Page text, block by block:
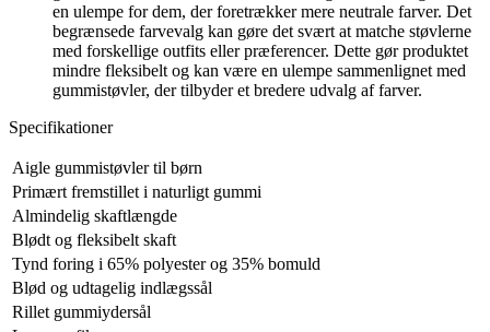
en ulempe for dem, der foretrækker mere neutrale farver. Det
begrænsede farvevalg kan gøre det svært at matche støvlerne
med forskellige outfits eller præferencer. Dette gør produktet
mindre fleksibelt og kan være en ulempe sammenlignet med
gummistøvler, der tilbyder et bredere udvalg af farver.
Specifikationer
Aigle gummistøvler til børn
Primært fremstillet i naturligt gummi
Almindelig skaftlængde
Blødt og fleksibelt skaft
Tynd foring i 65% polyester og 35% bomuld
Blød og udtagelig indlægssål
Rillet gummiydersål